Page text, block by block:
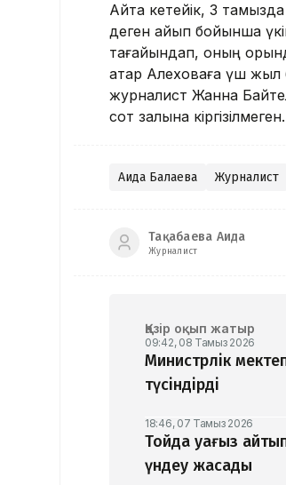
Айта кетейік, 3
деген айып бойынша
тағайындап, оның
қатар Алеховаға үш
журналист Жанна
сот залына кіргізілмеген.
Аида Балаева Журналист
Тақабаева Аида
Журналист
Қазір оқып жатыр
09:42, 08 Тамыз 2026
Министрлік
түсіндірді
18:46, 07 Тамыз 2026
Тойда уағыз
үндеу жасады